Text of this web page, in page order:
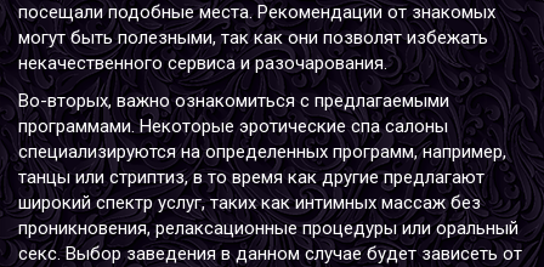
посещали подобные места. Рекомендации от знакомых
могут быть полезными, так как они позволят избежать
некачественного сервиса и разочарования.
Во-вторых, важно ознакомиться с предлагаемыми
программами. Некоторые эротические спа салоны
специализируются на определенных программ, например,
танцы или стриптиз, в то время как другие предлагают
широкий спектр услуг, таких как интимных массаж без
проникновения, релаксационные процедуры или оральный
секс. Выбор заведения в данном случае будет зависеть от